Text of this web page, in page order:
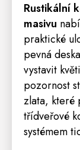
Rustikální
masivu
praktické
pevná
vystavit
pozornost
zlata, které
třídveřové
systémem